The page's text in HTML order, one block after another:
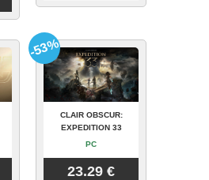
CLAIR OBSCUR:
EXPEDITION 33
PC
23.29 €
-53%